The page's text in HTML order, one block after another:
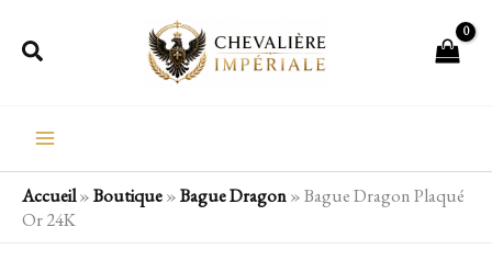
Rechercher
Accueil»Boutique»Bague Dragon»Bague Dragon Plaqué
Or 24K